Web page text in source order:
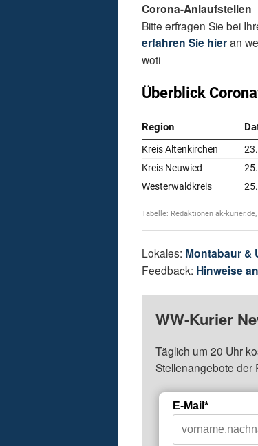
Corona-Anlaufstellen
Bitte erfragen Sie bei
erfahren Sie hieran
woti
Lokales: Montabaur &
Feedback: Hinweise
WW-Kurier
Täglich um 20 Uhr
Stellenangebote der
E-Mail*